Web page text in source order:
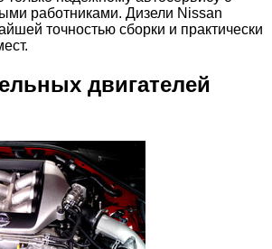
работниками. Дизели Nissan
точностью сборки и практически
двигателей